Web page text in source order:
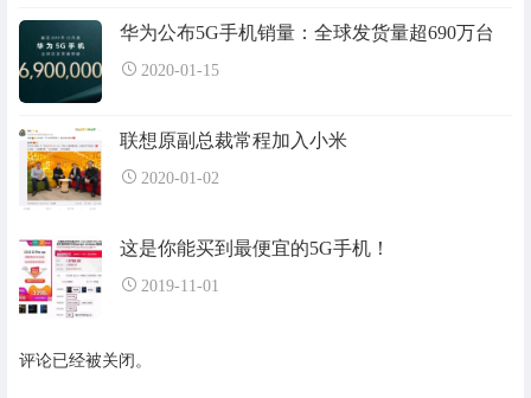
华为公布5G手机销量：全球发货量超690万台
2020-01-15
联想原副总裁常程加入小米
2020-01-02
这是你能买到最便宜的5G手机！
2019-11-01
评论已经被关闭。